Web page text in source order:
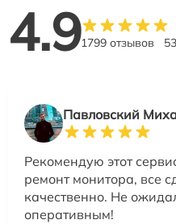
4.91799 отзывов
Павловский
Рекомендую этот
ремонт монитора, все
качественно. Не
оперативным!